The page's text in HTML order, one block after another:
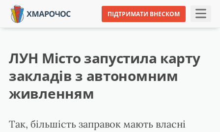
ПІДТРИМАТИ ВНЕСКОМ
ЛУН Місто запустила карту
закладів з автономним
живленням
Так, більшість заправок мають власні